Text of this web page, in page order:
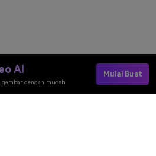
AI
dengan mudah
Mulai Buat